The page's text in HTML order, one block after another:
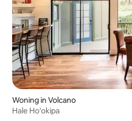
Woning in Volcano
Hale Ho'okipa